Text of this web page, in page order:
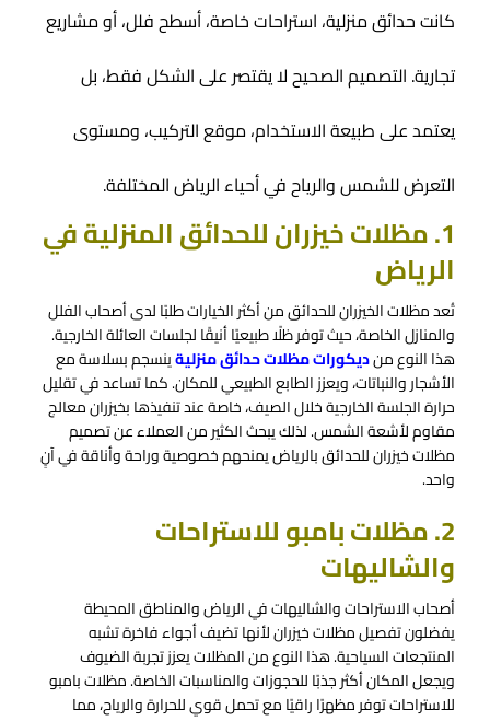
كانت حدائق منزلية، استراحات خاصة، أسطح فلل، أو مشاريع
تجارية. التصميم الصحيح لا يقتصر على الشكل فقط، بل
يعتمد على طبيعة الاستخدام، موقع التركيب، ومستوى
التعرض للشمس والرياح في أحياء الرياض المختلفة.
1. مظلات خيزران للحدائق المنزلية في
الرياض
تُعد مظلات الخيزران للحدائق من أكثر الخيارات طلبًا لدى أصحاب الفلل
والمنازل الخاصة، حيث توفر ظلًا طبيعيًا أنيقًا لجلسات العائلة الخارجية.
هذا النوع منديكورات مظلات حدائق منزليةينسجم بسلاسة مع
الأشجار والنباتات، ويعزز الطابع الطبيعي للمكان. كما تساعد في تقليل
حرارة الجلسة الخارجية خلال الصيف، خاصة عند تنفيذها بخيزران معالج
مقاوم لأشعة الشمس. لذلك يبحث الكثير من العملاء عنتصميم
مظلات خيزرانللحدائق بالرياض يمنحهم خصوصية وراحة وأناقة في آنٍ
واحد.
2. مظلات بامبو للاستراحات
والشاليهات
أصحاب الاستراحات والشاليهات في الرياض والمناطق المحيطة
يفضلون تفصيل مظلات خيزران لأنها تضيف أجواء فاخرة تشبه
المنتجعات السياحية. هذا النوع من المظلات يعزز تجربة الضيوف
ويجعل المكان أكثر جذبًا للحجوزات والمناسبات الخاصة. مظلات بامبو
للاستراحات توفر مظهرًا راقيًا مع تحمل قوي للحرارة والرياح، مما